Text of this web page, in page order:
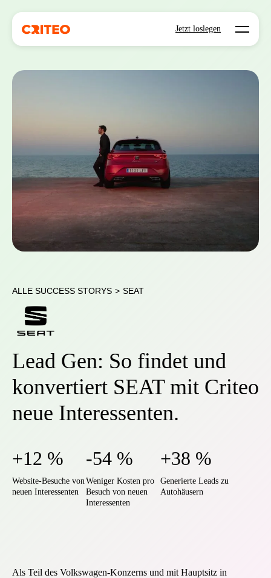
Jetzt loslegen Open
ALLE SUCCESS STORYS > SEAT
Lead Gen: So findet und
konvertiert SEAT mit Criteo
neue Interessenten.
+12 %
Website-Besuche von
neuen Interessenten
-54 %
Weniger Kosten pro
Besuch von neuen
Interessenten
+38 %
Generierte Leads zu
Autohäusern
Als Teil des Volkswagen-Konzerns und mit Hauptsitz in